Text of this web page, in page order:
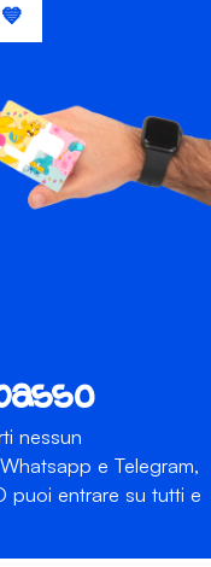
nessun
e Telegram,
puoi entrare su tutti e